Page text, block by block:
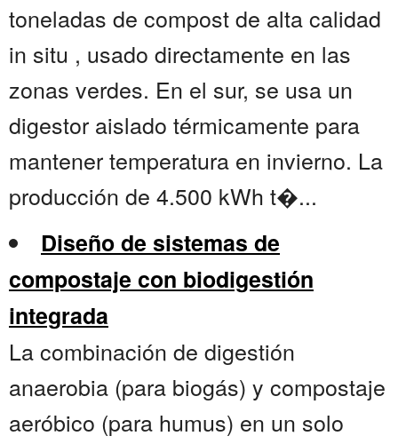
toneladas de compost de alta calidad
in situ , usado directamente en las
zonas verdes. En el sur, se usa un
digestor aislado térmicamente para
mantener temperatura en invierno. La
producción de 4.500 kWh t�...
Diseño de sistemas de
compostaje con biodigestión
integrada
La combinación de digestión
anaerobia (para biogás) y compostaje
aeróbico (para humus) en un solo